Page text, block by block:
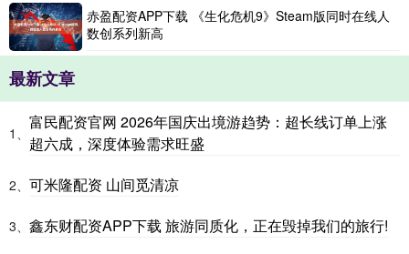
赤盈配资APP下载 《生化危机9》Steam版同时在线人
数创系列新高
最新文章
1、
富民配资官网 2026年国庆出境游趋势：超长线订单上涨
超六成，深度体验需求旺盛
2、 可米隆配资 山间觅清凉
3、 鑫东财配资APP下载 旅游同质化，正在毁掉我们的旅行!